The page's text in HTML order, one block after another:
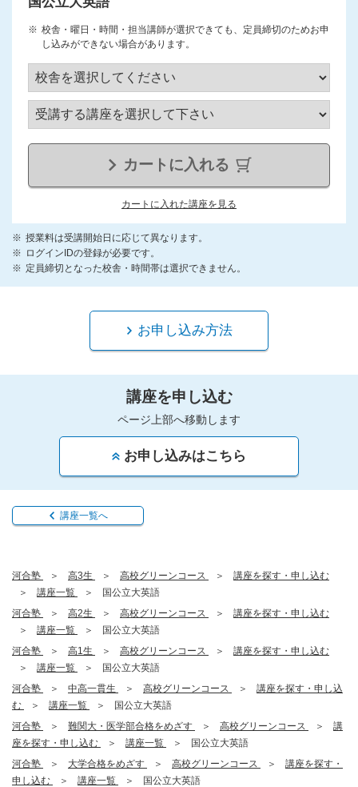
校舎・曜日・時間・担当講師が選択できても、定員締切のためお申
し込みができない場合があります。
カートに入れる
カートに入れた講座を見る
授業料は受講開始日に応じて異なります。
ログインIDの登録が必要です。
定員締切となった校舎・時間帯は選択できません。
お申し込み方法
講座を申し込む
ページ上部へ移動します
お申し込みはこちら
講座一覧へ
河合塾 高3生 高校グリーンコース
講座を探す・申し込む
講座一覧
国公立大英語
河合塾
高2生 高校グリーンコース
講座を探す・申し込む
講座一覧
国公立大英語
河合塾
高1生 高校グリーンコース
講座を探す・申し込む
講座一覧
国公立大英語
河合塾
中高一貫生 高校グリーンコース
講座を探す・申し込
む
講座一覧
国公立大英語
河合塾
難関大・医学部合格をめざす 高校グリーンコース
講
座を探す・申し込む
講座一覧
国公立大英語
河合塾
大学合格をめざす 高校グリーンコース
講座を探す・
申し込む
講座一覧
国公立大英語